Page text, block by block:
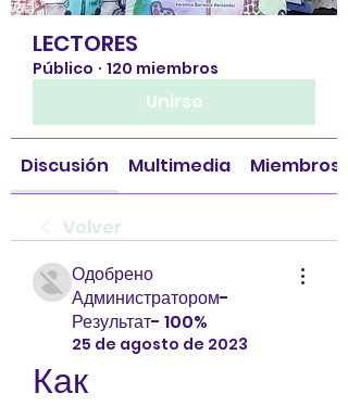
LECTORES
Público · 120 miembros
Unirse
Discusión Multimedia Miembros
Volver
Одобрено
Администратором-
Результат- 100%
25 de agosto de 2023
Как